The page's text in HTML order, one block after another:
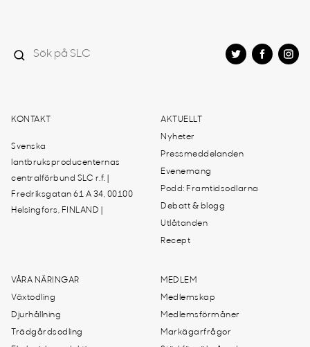
KONTAKT
Svenska
lantbruksproducenternas
centralförbund SLC r.f. |
Fredriksgatan 61 A 34, 00100
Helsingfors, FINLAND |
AKTUELLT
Nyheter
Pressmeddelanden
Evenemang
Podd: Framtidsodlarna
Debatt & blogg
Utlåtanden
Recept
VÅRA NÄRINGAR
Växtodling
Djurhållning
Trädgårdsodling
MEDLEM
Medlemskap
Medlemsförmåner
Markägarfrågor